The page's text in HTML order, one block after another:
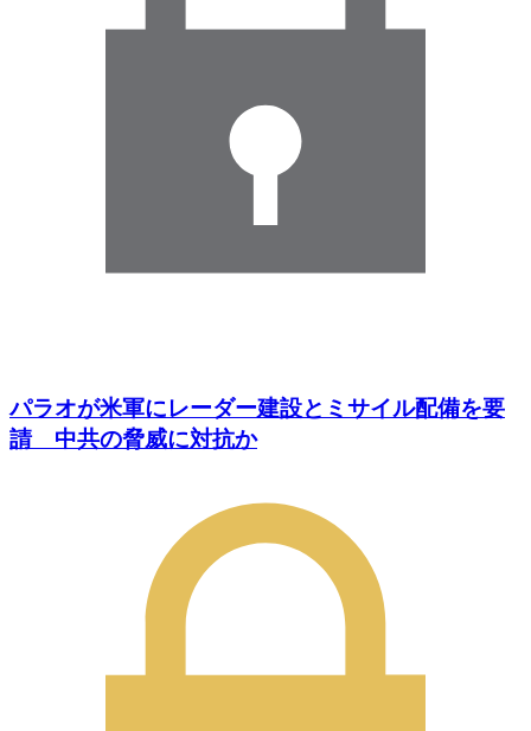
パラオが米軍にレーダー建設とミサイル配備を要
請 中共の脅威に対抗か